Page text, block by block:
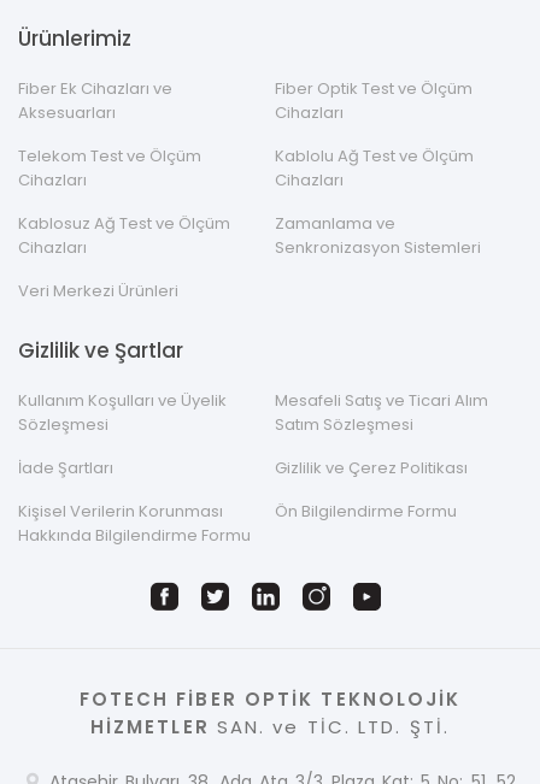
Ürünlerimiz
Fiber Ek Cihazları ve
Aksesuarları
Fiber Optik Test ve Ölçüm
Cihazları
Telekom Test ve Ölçüm
Cihazları
Kablolu Ağ Test ve Ölçüm
Cihazları
Kablosuz Ağ Test ve Ölçüm
Cihazları
Zamanlama ve
Senkronizasyon Sistemleri
Veri Merkezi Ürünleri
Gizlilik ve Şartlar
Kullanım Koşulları ve Üyelik
Sözleşmesi
Mesafeli Satış ve Ticari Alım
Satım Sözleşmesi
İade Şartları
Gizlilik ve Çerez Politikası
Kişisel Verilerin Korunması
Hakkında Bilgilendirme Formu
Ön Bilgilendirme Formu
FOTECH FİBER OPTİK TEKNOLOJİK
HİZMETLER SAN. ve TİC. LTD. ŞTİ.